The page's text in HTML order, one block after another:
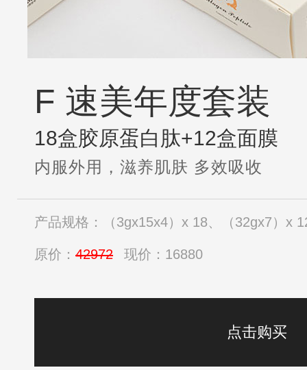
F 速美年度套装
18盒胶原蛋白肽+12盒面膜
内服外用，滋养肌肤 多效吸收
产品规格：（3gx15x4）x 18、（32gx7）x
原价： 42972 现价：16880
点击购买